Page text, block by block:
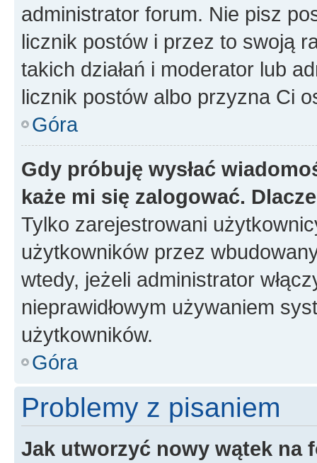
administrator forum. Nie pisz
licznik postów i przez to swoją
takich działań i moderator lub
licznik postów albo przyzna Ci
Góra
Gdy próbuję wysłać
każe mi się zalogować.
Tylko zarejestrowani
użytkowników przez
wtedy, jeżeli administrator
nieprawidłowym używaniem
użytkowników.
Góra
Problemy z pisaniem
Jak utworzyć nowy wątek na